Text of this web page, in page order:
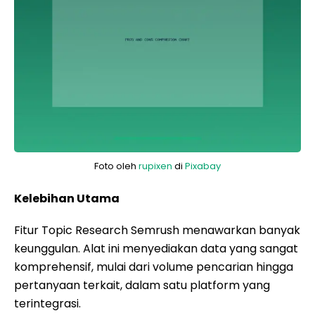
Foto oleh rupixen di Pixabay
Kelebihan Utama
Fitur Topic Research Semrush menawarkan banyak
keunggulan. Alat ini menyediakan data yang sangat
komprehensif, mulai dari volume pencarian hingga
pertanyaan terkait, dalam satu platform yang
terintegrasi.